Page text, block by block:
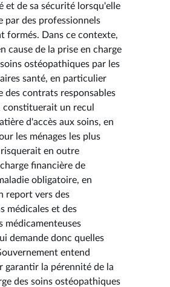
et de sa sécurité lorsqu'elle
par des professionnels
formés. Dans ce contexte,
cause de la prise en charge
ostéopathiques par les
santé, en particulier
des contrats responsables
constituerait un recul
d'accès aux soins, en
les ménages les plus
en outre
financière de
obligatoire, en
report vers des
médicales et des
médicamenteuses
demande donc quelles
entend
garantir la pérennité de la
des soins ostéopathiques